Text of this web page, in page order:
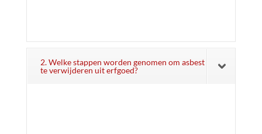
2. Welke stappen worden genomen om asbest
te verwijderen uit erfgoed?